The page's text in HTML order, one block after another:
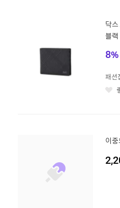
닥
블
8%
좋
패션
이